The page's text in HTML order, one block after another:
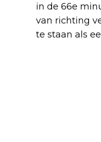
in de 66e
van richting
te staan als